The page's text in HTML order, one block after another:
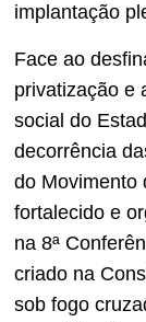
implantação
Face ao
privatização e
social do
decorrência
do Movimento
fortalecido e
na 8ª
criado na
sob fogo